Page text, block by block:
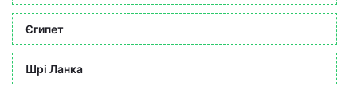
Єгипет
Шрі Ланка